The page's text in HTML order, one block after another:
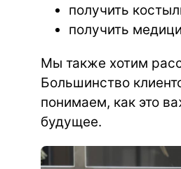
получить
получить
Мы также хотим
Большинство
понимаем, как это
будущее.